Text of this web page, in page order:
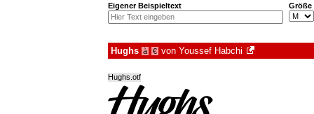
Eigener Beispieltext Größe
Hughs à € von Youssef Habchi
Hughs.otf